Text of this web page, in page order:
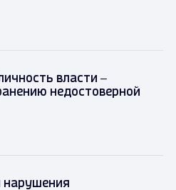
власти –
недостоверной
нарушения